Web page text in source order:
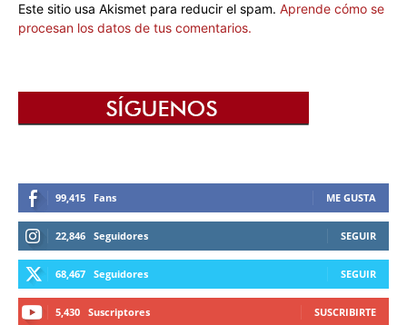
Este sitio usa Akismet para reducir el spam. Aprende cómo se
procesan los datos de tus comentarios.
99,415 Fans ME GUSTA
22,846 Seguidores SEGUIR
68,467 Seguidores SEGUIR
5,430 Suscriptores SUSCRIBIRTE